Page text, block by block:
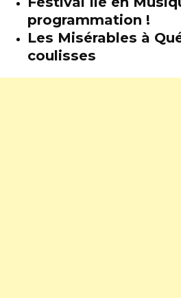
programmation !
Les Misérables à
coulisses